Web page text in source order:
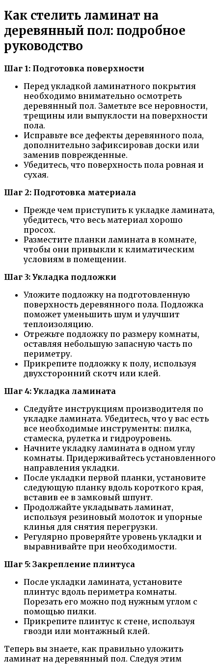
Как стелить ламинат на
деревянный пол: подробное
руководство
Шаг 1: Подготовка поверхности
Перед укладкой ламинатного покрытия
необходимо внимательно осмотреть
деревянный пол. Заметьте все неровности,
трещины или выпуклости на поверхности
пола.
Исправьте все дефекты деревянного пола,
дополнительно зафиксировав доски или
заменив поврежденные.
Убедитесь, что поверхность пола ровная и
сухая.
Шаг 2: Подготовка материала
Прежде чем приступить к укладке ламината,
убедитесь, что весь материал хорошо
просох.
Разместите планки ламината в комнате,
чтобы они привыкли к климатическим
условиям в помещении.
Шаг 3: Укладка подложки
Уложите подложку на подготовленную
поверхность деревянного пола. Подложка
поможет уменьшить шум и улучшит
теплоизоляцию.
Отрежьте подложку по размеру комнаты,
оставляя небольшую запасную часть по
периметру.
Прикрепите подложку к полу, используя
двухсторонний скотч или клей.
Шаг 4: Укладка ламината
Следуйте инструкциям производителя по
укладке ламината. Убедитесь, что у вас есть
все необходимые инструменты: пилка,
стамеска, рулетка и гидроуровень.
Начните укладку ламината в одном углу
комнаты. Придерживайтесь установленного
направления укладки.
После укладки первой планки, установите
следующую планку вдоль короткого края,
вставив ее в замковый шпунт.
Продолжайте укладывать ламинат,
используя резиновый молоток и упорные
клинья для снятия перегрузки.
Регулярно проверяйте уровень укладки и
выравнивайте при необходимости.
Шаг 5: Закрепление плинтуса
После укладки ламината, установите
плинтус вдоль периметра комнаты.
Порезать его можно под нужным углом с
помощью пилки.
Прикрепите плинтус к стене, используя
гвозди или монтажный клей.
Теперь вы знаете, как правильно уложить
ламинат на деревянный пол. Следуя этим